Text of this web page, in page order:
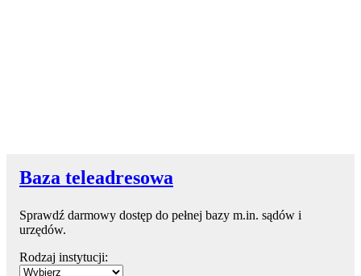
Baza teleadresowa
Sprawdź darmowy dostęp do pełnej bazy m.in. sądów i
urzędów.
Rodzaj instytucji: